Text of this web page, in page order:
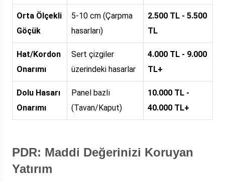
Orta Ölçekli
Göçük
5-10 cm (Çarpma
hasarları)
2.500 TL - 5.500
TL
Hat/Kordon
Onarımı
Sert çizgiler
üzerindeki hasarlar
4.000 TL - 9.000
TL+
Dolu Hasarı
Onarımı
Panel bazlı
(Tavan/Kaput)
10.000 TL -
40.000 TL+
PDR: Maddi Değerinizi Koruyan
Yatırım